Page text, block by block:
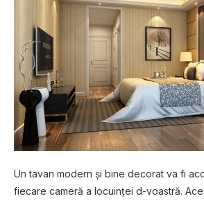
Un tavan modern și bine decorat va fi
fiecare cameră a locuinței d-voastră.